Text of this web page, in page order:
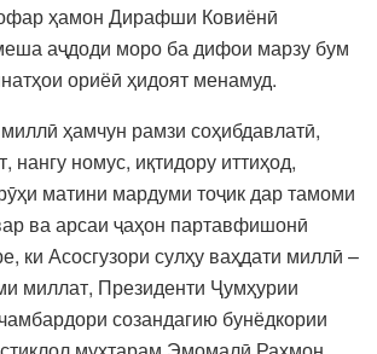
ҳамон Дирафши Ковиёнӣ
аҷдоди моро ба дифои марзу бум
ориёӣ ҳидоят менамуд.
ҳамчун рамзи соҳибдавлатӣ,
нангу номус, иқтидору иттиҳод,
матини мардуми тоҷик дар тамоми
ва арсаи ҷаҳон партавфишонӣ
ки Асосгузори сулҳу ваҳдати миллӣ –
миллат, Президенти Ҷумҳурии
созандагию бунёдкории